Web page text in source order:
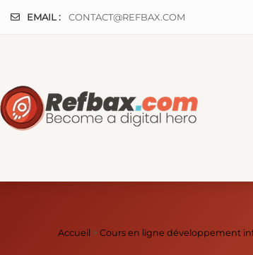
EMAIL : CONTACT@REFBAX.COM
Accueil > Cours en ligne développement